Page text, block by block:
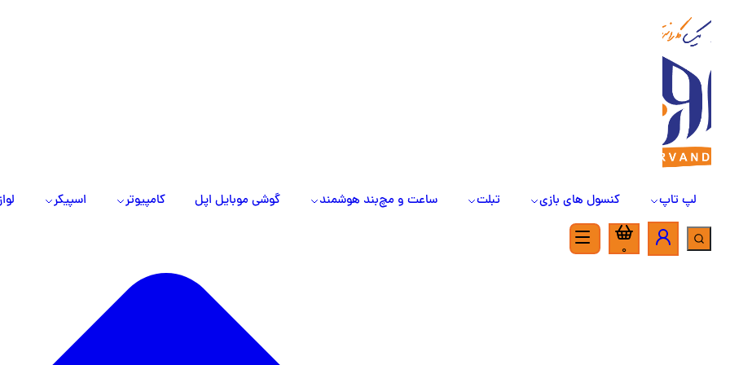
لپ تاپ کنسول های بازی تبلت ساعت و مچ‌بند هوشمند گوشی موبایل اپل کامپیوتر اسپیکر
0